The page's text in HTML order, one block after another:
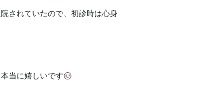
されていたので、初診時は心身
当に嬉しいです